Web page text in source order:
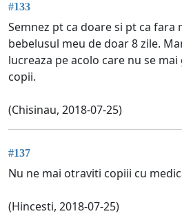
#133
Semnez pt ca doare si pt ca fara
bebelusul meu de doar 8 zile.
lucreaza pe acolo care nu se mai
copii.
(Chisinau, 2018-07-25)
#137
Nu ne mai otraviti copiii cu
(Hincesti, 2018-07-25)